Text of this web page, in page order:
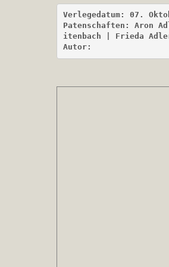
Verlegedatum: 07.
Patenschaften: Aron
itenbach | Frieda
Autor: